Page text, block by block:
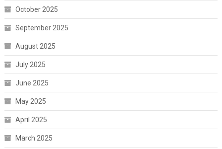
October 2025
September 2025
August 2025
July 2025
June 2025
May 2025
April 2025
March 2025